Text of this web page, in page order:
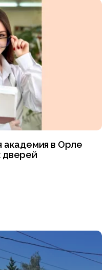
академия в Орле
дверей